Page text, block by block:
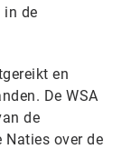
in de
en
De WSA
de
Naties over de